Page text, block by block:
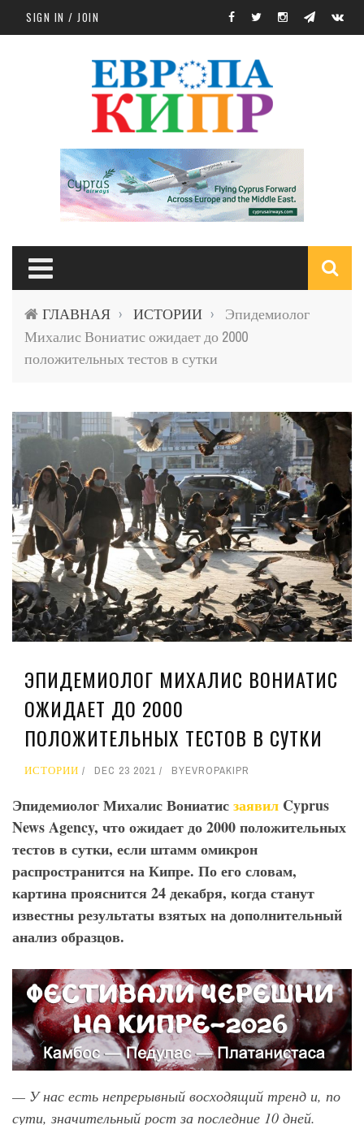
Skip to main content
SIGN IN / JOIN
ГЛАВНАЯ › ИСТОРИИ ›
Эпидемиолог
Михалис Вониатис ожидает до 2000
положительных тестов в сутки
ЭПИДЕМИОЛОГ МИХАЛИС ВОНИАТИС
ОЖИДАЕТ ДО 2000
ПОЛОЖИТЕЛЬНЫХ ТЕСТОВ В СУТКИ
ИСТОРИИ DEC 23 2021 BYEVROPAKIPR
Эпидемиолог Михалис Вониатисзаявил Cyprus
NewsAgency, что ожидает до 2000 положительных
тестов в сутки, если штамм омикрон
распространится на Кипре. По его словам,
картина прояснится 24 декабря, когда станут
известны результаты взятых на дополнительный
анализ образцов.
— У нас есть непрерывный восходящий тренд и, по
сути, значительный рост за последние 10 дней.